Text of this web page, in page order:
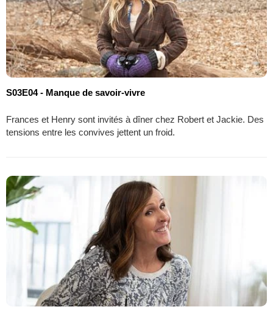
S03E04 - Manque de savoir-vivre
Frances et Henry sont invités à dîner chez Robert et Jackie. Des
tensions entre les convives jettent un froid.